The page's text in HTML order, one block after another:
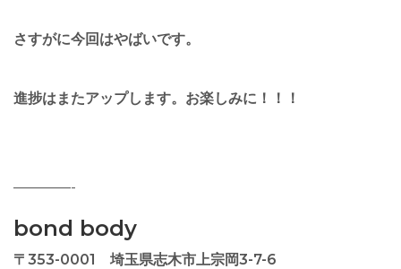
さすがに今回はやばいです。
進捗はまたアップします。お楽しみに！！！
————-
bond body
〒353-0001 埼玉県志木市上宗岡3-7-6